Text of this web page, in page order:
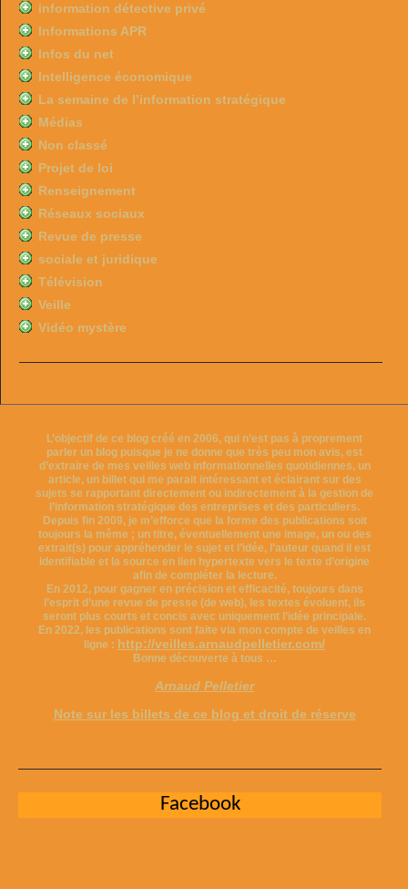
information détective privé
Informations APR
Infos du net
Intelligence économique
La semaine de l’information stratégique
Médias
Non classé
Projet de loi
Renseignement
Réseaux sociaux
Revue de presse
sociale et juridique
Télévision
Veille
Vidéo mystère
L’objectif de ce blog créé en 2006, qui n’est pas à proprement
parler un blog puisque je ne donne que très peu mon avis, est
d’extraire de mes veilles web informationnelles quotidiennes, un
article, un billet qui me parait intéressant et éclairant sur des
sujets se rapportant directement ou indirectement à la gestion de
l’information stratégique des entreprises et des particuliers.
Depuis fin 2009, je m’efforce que la forme des publications soit
toujours la même ; un titre, éventuellement une image, un ou des
extrait(s) pour appréhender le sujet et l’idée, l’auteur quand il est
identifiable et la source en lien hypertexte vers le texte d’origine
afin de compléter la lecture.
En 2012, pour gagner en précision et efficacité, toujours dans
l’esprit d’une revue de presse (de web), les textes évoluent, ils
seront plus courts et concis avec uniquement l’idée principale.
En 2022, les publications sont faite via mon compte de veilles en
ligne : http://veilles.arnaudpelletier.com/
Bonne découverte à tous …
Arnaud Pelletier
Note sur les billets de ce blog et droit de réserve
Facebook